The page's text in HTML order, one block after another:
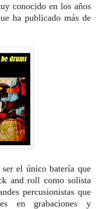
conocido en los años
ha publicado más de
el único batería que
and roll como solista
percusionistas que
en grabaciones y